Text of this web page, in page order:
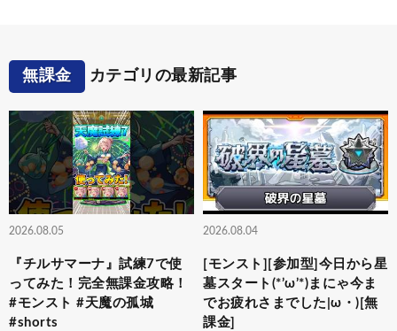
無課金 カテゴリの最新記事
2026.08.05
『チルサマーナ』試練7で使
ってみた！完全無課金攻略！
#モンスト #天魔の孤城
#shorts
2026.08.04
[モンスト][参加型]今日から星
墓スタート(*’ω’*)まにゃ今ま
でお疲れさまでした|ω・)[無
課金]